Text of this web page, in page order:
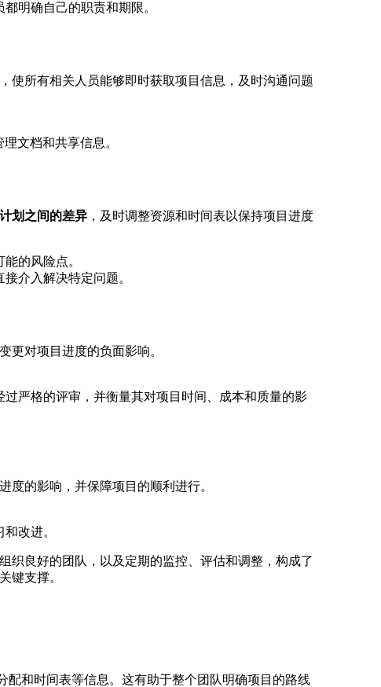
明确自己的职责和期限。
使所有相关人员能够即时获取项目信息，及时沟通问题
文档和共享信息。
划之间的差异 ，及时调整资源和时间表以保持项目进度
的风险点。
介入解决特定问题。
更对项目进度的负面影响。
严格的评审，并衡量其对项目时间、成本和质量的影
度的影响，并保障项目的顺利进行。
改进。
织良好的团队，以及定期的监控、评估和调整，构成了
键支撑。
和时间表等信息。这有助于整个团队明确项目的路线